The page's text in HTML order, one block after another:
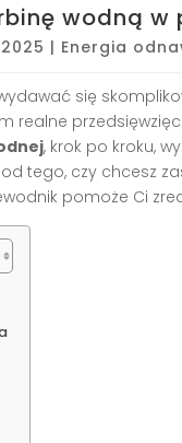
wodną
| Energia
się
realne
, krok po kroku,
tego, czy chcesz
pomoże Ci